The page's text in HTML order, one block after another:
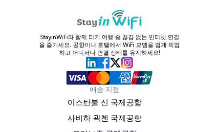
StayinWiFi와 함께 터키 여행 중 끊김 없는 인터넷 연결
을 즐기세요. 공항이나 호텔에서 WiFi 모뎀을 쉽게 픽업
하고 어디서나 연결 상태를 유지하세요!
배송 지점
이스탄불 신 국제공항
사비하 괵첸 국제공항